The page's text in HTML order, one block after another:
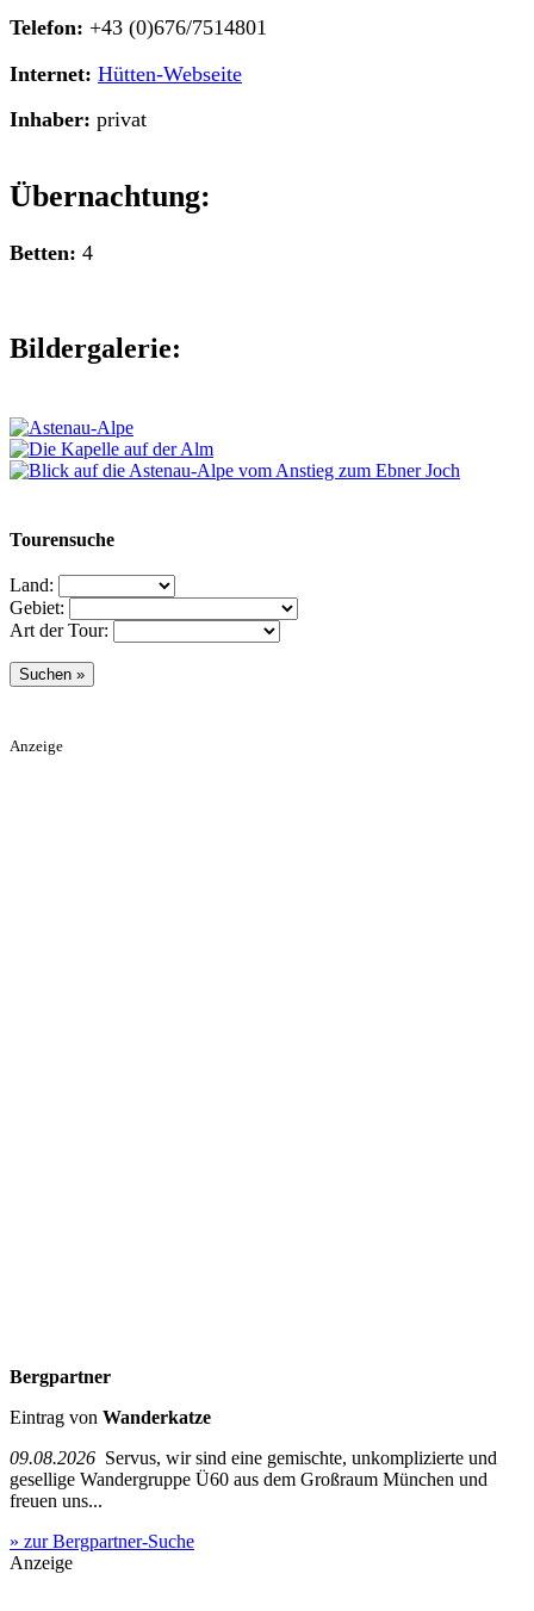
Telefon: +43 (0)676/7514801
Internet: Hütten-Webseite
Inhaber: privat
Übernachtung:
Betten: 4
Bildergalerie:
Tourensuche
Land:
Gebiet:
Art der Tour:
Anzeige
Bergpartner
Eintrag von Wanderkatze
09.08.2026 Servus, wir sind eine gemischte, unkomplizierte und
gesellige Wandergruppe Ü60 aus dem Großraum München und
freuen uns...
» zur Bergpartner-Suche
Anzeige